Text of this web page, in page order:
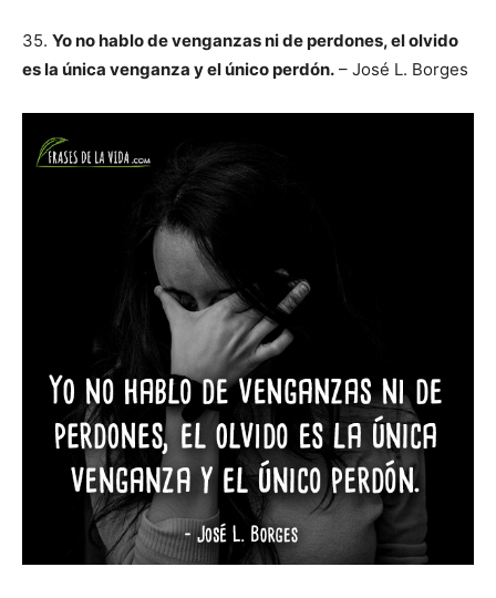
35. Yo no hablo de venganzas ni de perdones, el olvido
es la única venganza y el único perdón. – José L. Borges